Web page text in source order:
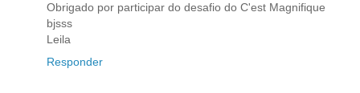
Obrigado por participar do desafio do C'est Magnifique
bjsss
Leila
Responder